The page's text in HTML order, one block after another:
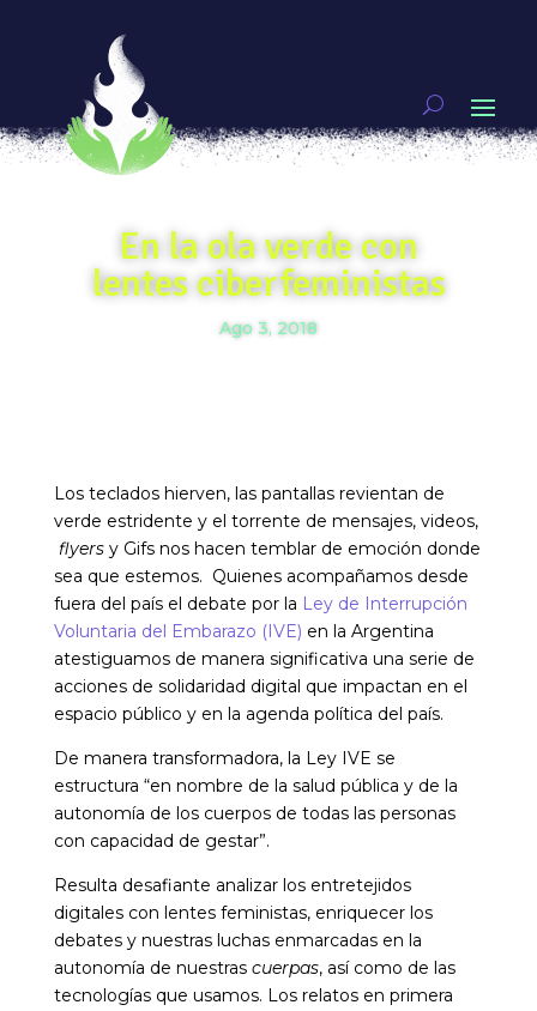
En la ola verde con
lentes ciberfeministas
Ago 3, 2018
Los teclados hierven, las pantallas revientan de
verde estridente y el torrente de mensajes, videos,
flyers y Gifs nos hacen temblar de emoción donde
sea que estemos. Quienes acompañamos desde
fuera del país el debate por la Ley de Interrupción
Voluntaria del Embarazo (IVE) en la Argentina
atestiguamos de manera significativa una serie de
acciones de solidaridad digital que impactan en el
espacio público y en la agenda política del país.
De manera transformadora, la Ley IVE se
estructura “en nombre de la salud pública y de la
autonomía de los cuerpos de todas las personas
con capacidad de gestar”.
Resulta desafiante analizar los entretejidos
digitales con lentes feministas, enriquecer los
debates y nuestras luchas enmarcadas en la
autonomía de nuestras cuerpas, así como de las
tecnologías que usamos. Los relatos en primera